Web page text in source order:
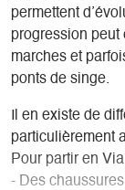
permettent
progression
marches et
ponts de singe.
Il en existe de
particulièrement
Pour partir en
- Des